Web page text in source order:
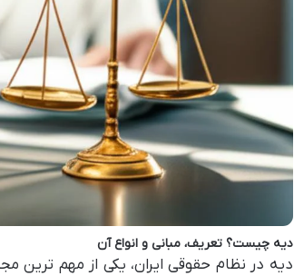
دیه چیست؟ تعریف، مبانی و انواع آن
دیه در نظام حقوقی ایران، یکی از مهم